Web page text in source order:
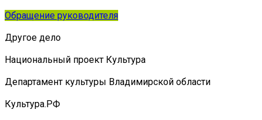
Обращение руководителя
Другое дело
Национальный проект Культура
Департамент культуры Владимирской области
Культура.РФ